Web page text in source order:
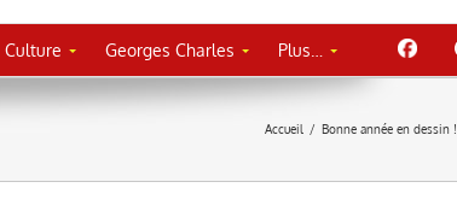
Culture Georges Charles Plus…
Accueil / Bonne année en dessin !